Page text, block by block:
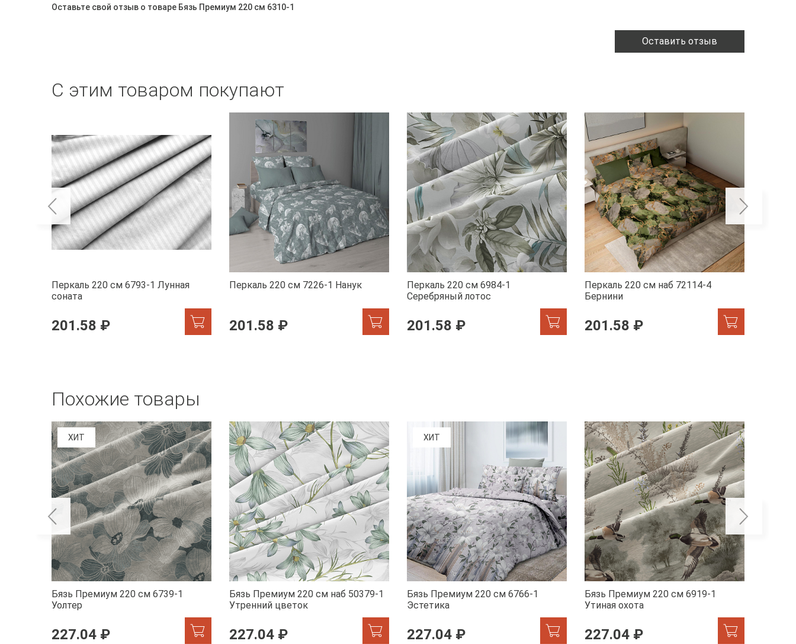
Оставьте свой отзыв о товаре Бязь Премиум 220 см 6310-1
Оставить отзыв
С этим товаром покупают
Перкаль 220 см 6793-1 Лунная
соната
201.58 ₽
Перкаль 220 см 7226-1 Нанук
201.58 ₽
Перкаль 220 см 6984-1
Серебряный лотос
201.58 ₽
Перкаль 220 см наб 72114-4
Бернини
201.58 ₽
Похожие товары
ХИТ
Бязь Премиум 220 см 6739-1
Уолтер
227.04 ₽
Бязь Премиум 220 см наб 50379-1
Утренний цветок
227.04 ₽
ХИТ
Бязь Премиум 220 см 6766-1
Эстетика
227.04 ₽
Бязь Премиум 220 см 6919-1
Утиная охота
227.04 ₽